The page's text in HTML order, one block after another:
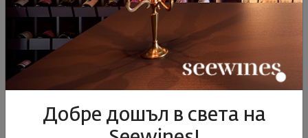
Вино за ценители
Игра Винени откриватели
13.05.2025
Добре дошъл в света на